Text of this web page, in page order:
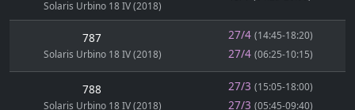
Solaris Urbino 18 IV (2018)
787
Solaris Urbino 18 IV (2018)
27/4 (14:45-18:20)
27/4 (06:25-10:15)
788
Solaris Urbino 18 IV (2018)
27/3 (15:05-18:00)
27/3 (05:45-09:40)